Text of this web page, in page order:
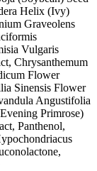
Helix (Ivy)
Graveolens
Vulgaris
Chrysanthemum
Flower
Sinensis Flower
Angustifolia
Primrose)
Panthenol,